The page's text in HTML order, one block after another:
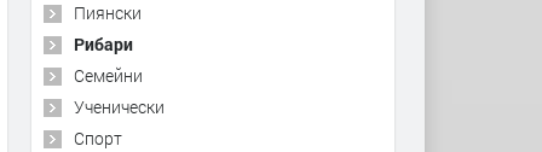
Пиянски
Рибари
Семейни
Ученически
Спорт